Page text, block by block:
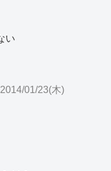
い
2014/01/23(木)